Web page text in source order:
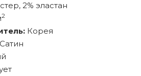
2% эластан
2
Корея